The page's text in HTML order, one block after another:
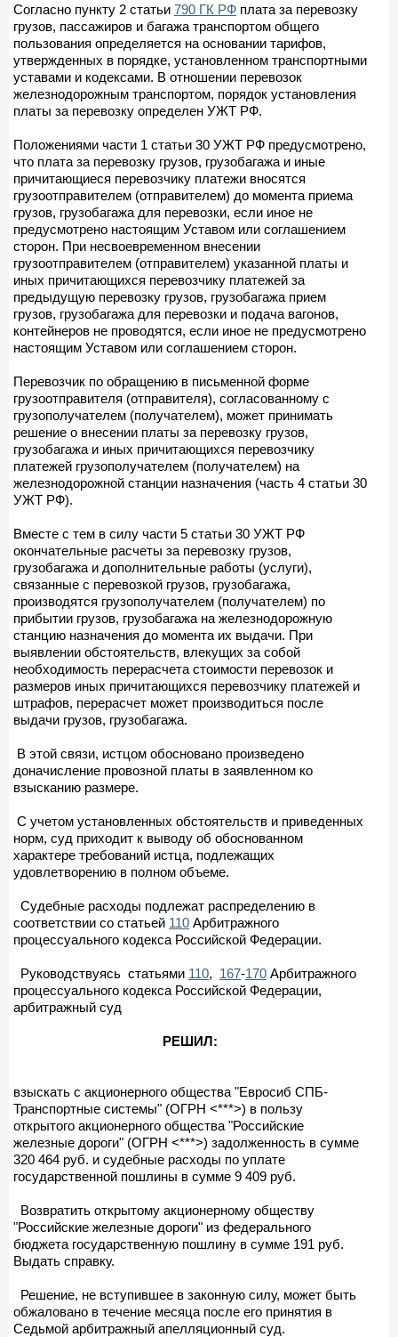
Согласно пункту 2 статьи 790 ГК РФ плата за перевозку
грузов, пассажиров и багажа транспортом общего
пользования определяется на основании тарифов,
утвержденных в порядке, установленном транспортными
уставами и кодексами. В отношении перевозок
железнодорожным транспортом, порядок установления
платы за перевозку определен УЖТ РФ.
Положениями части 1 статьи 30 УЖТ РФ предусмотрено,
что плата за перевозку грузов, грузобагажа и иные
причитающиеся перевозчику платежи вносятся
грузоотправителем (отправителем) до момента приема
грузов, грузобагажа для перевозки, если иное не
предусмотрено настоящим Уставом или соглашением
сторон. При несвоевременном внесении
грузоотправителем (отправителем) указанной платы и
иных причитающихся перевозчику платежей за
предыдущую перевозку грузов, грузобагажа прием
грузов, грузобагажа для перевозки и подача вагонов,
контейнеров не проводятся, если иное не предусмотрено
настоящим Уставом или соглашением сторон.
Перевозчик по обращению в письменной форме
грузоотправителя (отправителя), согласованному с
грузополучателем (получателем), может принимать
решение о внесении платы за перевозку грузов,
грузобагажа и иных причитающихся перевозчику
платежей грузополучателем (получателем) на
железнодорожной станции назначения (часть 4 статьи 30
УЖТ РФ).
Вместе с тем в силу части 5 статьи 30 УЖТ РФ
окончательные расчеты за перевозку грузов,
грузобагажа и дополнительные работы (услуги),
связанные с перевозкой грузов, грузобагажа,
производятся грузополучателем (получателем) по
прибытии грузов, грузобагажа на железнодорожную
станцию назначения до момента их выдачи. При
выявлении обстоятельств, влекущих за собой
необходимость перерасчета стоимости перевозок и
размеров иных причитающихся перевозчику платежей и
штрафов, перерасчет может производиться после
выдачи грузов, грузобагажа.
В этой связи, истцом обосновано произведено
доначисление провозной платы в заявленном ко
взысканию размере.
С учетом установленных обстоятельств и приведенных
норм, суд приходит к выводу об обоснованном
характере требований истца, подлежащих
удовлетворению в полном объеме.
Судебные расходы подлежат распределению в
соответствии со статьей 110 Арбитражного
процессуального кодекса Российской Федерации.
Руководствуясь статьями 110, 167-170 Арбитражного
процессуального кодекса Российской Федерации,
арбитражный суд
РЕШИЛ:
взыскать с акционерного общества "Евросиб СПБ-
Транспортные системы" (ОГРН <***>) в пользу
открытого акционерного общества "Российские
железные дороги" (ОГРН <***>) задолженность в сумме
320 464 руб. и судебные расходы по уплате
государственной пошлины в сумме 9 409 руб.
Возвратить открытому акционерному обществу
"Российские железные дороги" из федерального
бюджета государственную пошлину в сумме 191 руб.
Выдать справку.
Решение, не вступившее в законную силу, может быть
обжаловано в течение месяца после его принятия в
Седьмой арбитражный апелляционный суд.